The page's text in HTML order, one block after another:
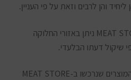
והן לרבים וזאת על פי העניין.
שירות המשלוחים של MEAT STORE ניתן באזורי החלוקה
שיקול דעתו הבלעדי.
לתשומת לבכם, אספקת המוצרים שנרכשו ב-MEAT STORE